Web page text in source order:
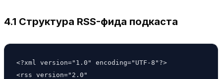
4.1 Структура RSS-фида подкаста
<?xml version="1.0" encoding="UTF-8"?>
<rss version="2.0"